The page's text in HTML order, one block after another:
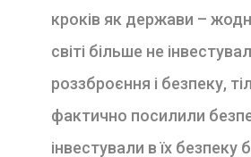
кроків як держави –
світі більше не
роззброєння і безпеку,
фактично посилили
інвестували в їх безпеку